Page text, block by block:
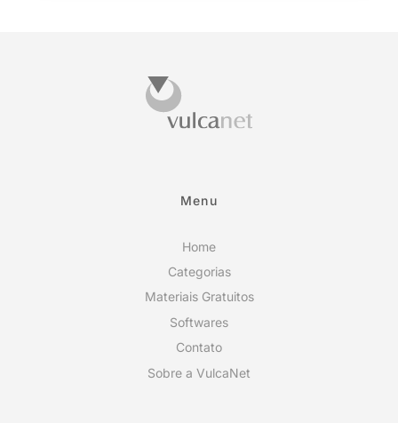
Menu
Home
Categorias
Materiais Gratuitos
Softwares
Contato
Sobre a VulcaNet